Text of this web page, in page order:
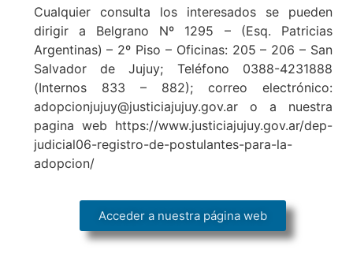
Cualquier consulta los interesados se pueden
dirigir a Belgrano Nº 1295 – (Esq. Patricias
Argentinas) – 2º Piso – Oficinas: 205 – 206 – San
Salvador de Jujuy; Teléfono 0388-4231888
(Internos 833 – 882); correo electrónico:
adopcionjujuy@justiciajujuy.gov.ar o a nuestra
pagina web https://www.justiciajujuy.gov.ar/dep-
judicial06-registro-de-postulantes-para-la-
adopcion/
Acceder a nuestra página web